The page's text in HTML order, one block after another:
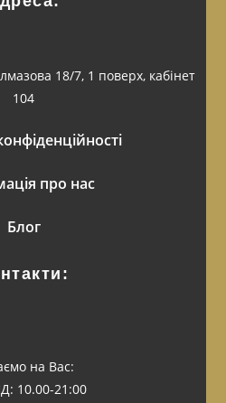
18/7, 1 поверх, кабінет
104
про нас
Блог
на Вас:
10.00-21:00